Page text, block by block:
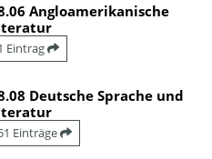
Angloamerikanische
Eintrag
Deutsche Sprache und
Einträge